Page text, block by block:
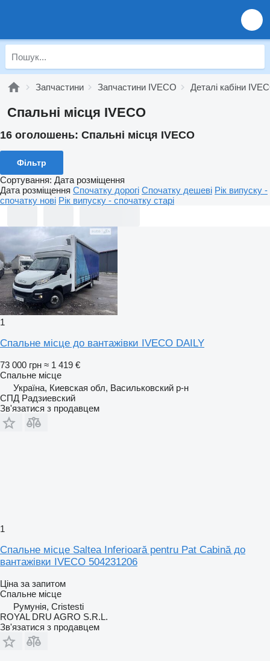
Запчастини Запчастини IVECO Деталі кабіни
Спальні місця IVECO
16 оголошень: Спальні місця IVECO
Фільтр
Сортування: Дата розміщення
Дата розміщення Спочатку дорогі Спочатку дешеві Рік випуску -
спочатку нові Рік випуску - спочатку старі
1
Спальне місце до вантажівки IVECO DAILY
73 000 грн ≈ 1 419 €
Спальне місце
Україна, Киевская обл, Васильковский р-н
СПД Радзиевский
Зв'язатися з продавцем
1
Спальне місце Saltea Inferioară pentru Pat Cabină до
вантажівки IVECO 504231206
Ціна за запитом
Спальне місце
Румунія, Cristesti
ROYAL DRU AGRO S.R.L.
Зв'язатися з продавцем